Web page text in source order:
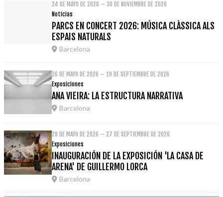
24 DE MAYO DE 2026 – 30 DE NOVIEMBRE DE 2026
Noticias
PARCS EN CONCERT 2026: MÚSICA CLÀSSICA ALS
ESPAIS NATURALS
Barcelona
26 DE MAYO DE 2026 – 19 DE SEPTIEMBRE DE 2026
Exposiciones
ANA VIEIRA: LA ESTRUCTURA NARRATIVA
Barcelona
28 DE MAYO DE 2026 – 27 DE SEPTIEMBRE DE 2026
Exposiciones
INAUGURACIÓN DE LA EXPOSICIÓN 'LA CASA DE
ARENA' DE GUILLERMO LORCA
Barcelona